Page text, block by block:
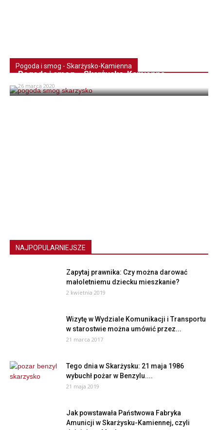
Pogoda i smog - Skarżysko-Kamienna
Pogoda i smog – Skarżysko-Kamienna
26 marca 2020
NAJPOPULARNIEJSZE
Zapytaj prawnika: Czy można darować
małoletniemu dziecku mieszkanie?
2 kwietnia 2019
Wizytę w Wydziale Komunikacji i Transportu
w starostwie można umówić przez...
21 marca 2017
Tego dnia w Skarżysku: 21 maja 1986
wybuchł pożar w Benzylu....
21 maja 2019
Jak powstawała Państwowa Fabryka
Amunicji w Skarżysku-Kamiennej, czyli